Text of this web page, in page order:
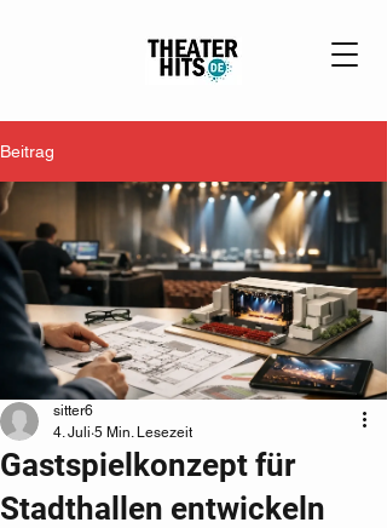
Beitrag
Gastspielkonzept für
Stadthallen entwickeln
sitter6
4. Juli 5 Min. Lesezeit